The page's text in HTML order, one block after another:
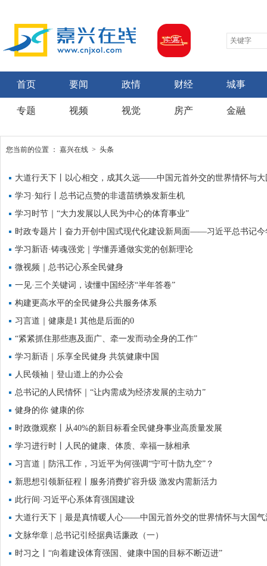
首页 要闻 政情 财经 城事
专题 视频 视觉 房产 金融
您当前的位置 ： 嘉兴在线 > 头条
大道行天下丨以心相交，成其久远——中国元首外交的世界情怀与大
学习·知行丨总书记点赞的非遗苗绣焕发新生机
学习时节｜“大力发展以人民为中心的体育事业”
时政专题片丨奋力开创中国式现代化建设新局面——习近平总书记今
学习新语·铸魂强党｜学懂弄通做实党的创新理论
微视频｜总书记心系全民健身
一见·三个关键词，读懂中国经济“半年答卷”
构建更高水平的全民健身公共服务体系
习言道｜健康是1 其他是后面的0
“紧紧抓住那些惠及面广、牵一发而动全身的工作”
学习新语｜乐享全民健身 共筑健康中国
人民领袖｜登山道上的办公会
总书记的人民情怀｜“让内需成为经济发展的主动力”
健身的你 健康的你
时政微观察丨从40%的新目标看全民健身事业高质量发展
学习进行时丨人民的健康、体质、幸福一脉相承
习言道｜防汛工作，习近平为何强调“宁可十防九空”？
新思想引领新征程丨服务消费扩容升级 激发内需新活力
此行间·习近平心系体育强国建设
大道行天下｜最是真情暖人心——中国元首外交的世界情怀与大国气
文脉华章 | 总书记引经据典话廉政（一）
时习之丨“向着建设体育强国、健康中国的目标不断迈进”